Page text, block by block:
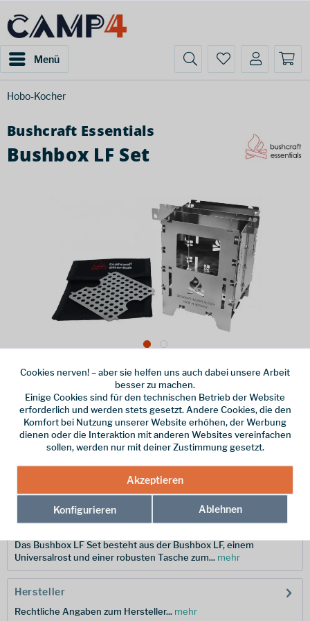
Menü
Hobo-Kocher
Bushcraft Essentials
Bushbox LF Set
Dieser Artikel steht derzeit nicht zur Verfügung!
80,90 € *
inkl. MwSt./ Versandkostenfrei!
Merken
BCE-042
Beschreibung
Das Bushbox LF Set besteht aus der Bushbox LF, einem
Universalrost und einer robusten Tasche zum... mehr
Hersteller
Rechtliche Angaben zum Hersteller... mehr
Cookies nerven! – aber sie helfen uns auch dabei unsere Arbeit
besser zu machen.
Einige Cookies sind für den technischen Betrieb der Website
erforderlich und werden stets gesetzt. Andere Cookies, die den
Komfort bei Nutzung unserer Website erhöhen, der Werbung
dienen oder die Interaktion mit anderen Websites vereinfachen
sollen, werden nur mit deiner Zustimmung gesetzt.
Akzeptieren
Konfigurieren Ablehnen